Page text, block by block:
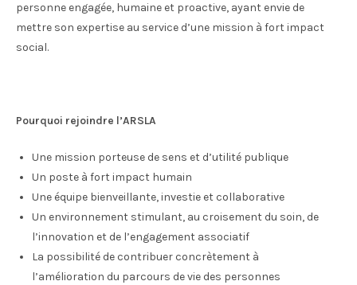
personne engagée, humaine et proactive, ayant envie de
mettre son expertise au service d’une mission à fort impact
social.
Pourquoi rejoindre l’ARSLA
Une mission porteuse de sens et d’utilité publique
Un poste à fort impact humain
Une équipe bienveillante, investie et collaborative
Un environnement stimulant, au croisement du soin, de
l’innovation et de l’engagement associatif
La possibilité de contribuer concrètement à
l’amélioration du parcours de vie des personnes